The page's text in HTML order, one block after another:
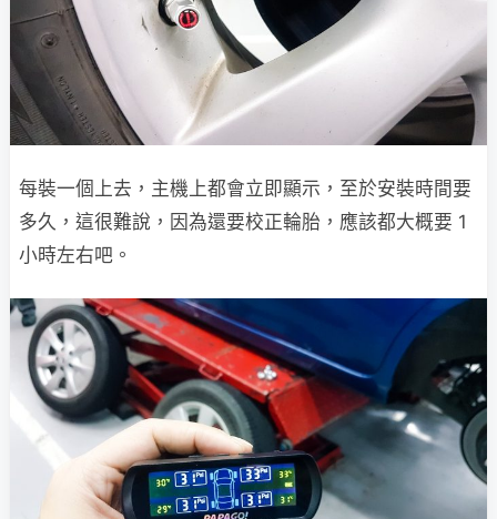
每裝一個上去，主機上都會立即顯示，至於安裝時間要
多久，這很難說，因為還要校正輪胎，應該都大概要 1
小時左右吧。